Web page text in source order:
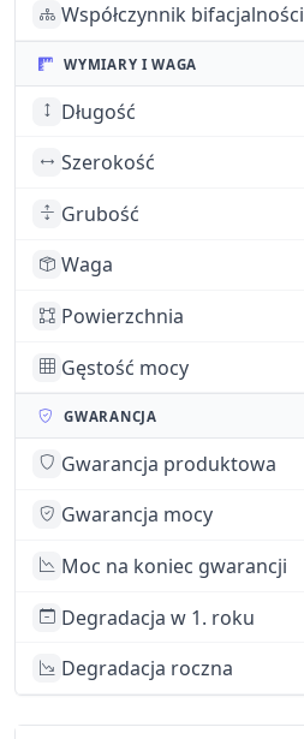
Współczynnik bifacjalności
WYMIARY I WAGA
Długość
Szerokość
Grubość
Waga
Powierzchnia
Gęstość mocy
GWARANCJA
Gwarancja produktowa
Gwarancja mocy
Moc na koniec gwarancji
Degradacja w 1. roku
Degradacja roczna